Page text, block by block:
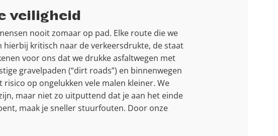
veiligheid
nooit zomaar op pad. Elke route die we
hierbij kritisch naar de verkeersdrukte, de staat
voor ons dat we drukke asfaltwegen met
gravelpaden (“dirt roads”) en binnenwegen
op ongelukken vele malen kleiner. We
maar niet zo uitputtend dat je aan het einde
maak je sneller stuurfouten. Door onze